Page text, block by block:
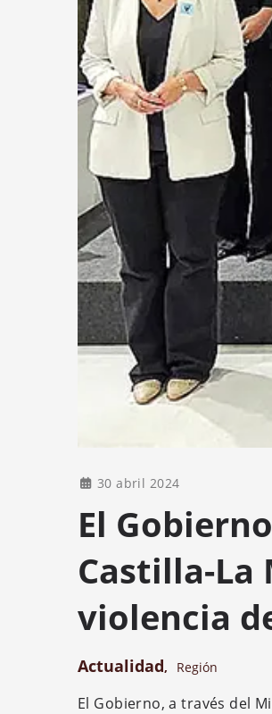
30 abril 2024
El
Castilla-La
violencia
Actualidad, Región
El Gobierno, a través del